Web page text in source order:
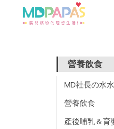
營養飲食
MD社長の水
營養飲食
產後哺乳＆育